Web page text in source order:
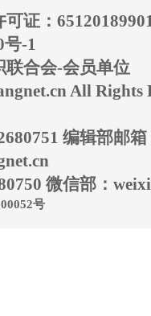
证：
-1
联合会-会员单位
All Rights
编辑部邮箱
微信部：
号